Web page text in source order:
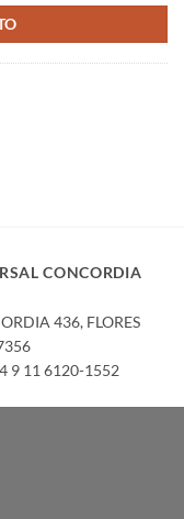
CONCORDIA
436,­ FLORES
9 11 6120-1552